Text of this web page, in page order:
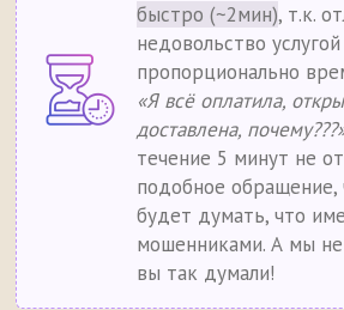
быстро (~2мин), т.к.
недовольство
пропорционально
«Я всё оплатила,
доставлена,
течение 5 минут не
подобное обращение,
будет думать, что
мошенниками. А мы
вы так думали!